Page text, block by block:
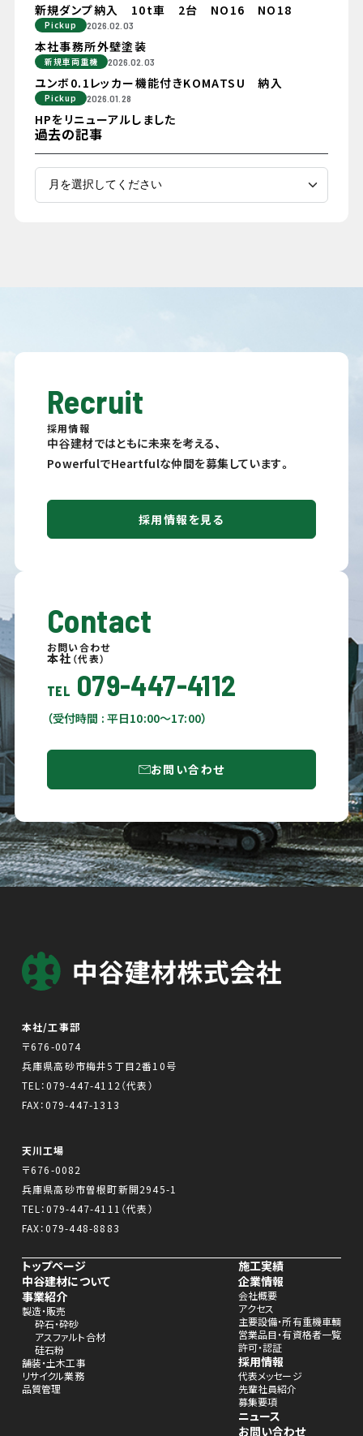
新規ダンプ納入 10t車 2台 NO16 NO18
Pickup 2026.02.03
本社事務所外壁塗装
新規車両重機 2026.02.03
ユンボ0.1レッカー機能付きKOMATSU 納入
Pickup 2026.01.28
HPをリニューアルしました
過去の記事
Recruit
採用情報
中谷建材ではともに未来を考える、
PowerfulでHeartfulな仲間を募集しています。
採用情報を見る
Contact
お問い合わせ
本社 （代表）
TEL 079-447-4112
（受付時間 : 平日10:00〜17:00）
お問い合わせ
本社/工事部
〒676-0074
兵庫県高砂市梅井5丁目2番10号
TEL：079-447-4112 （代表）
FAX：079-447-1313
天川工場
〒676-0082
兵庫県高砂市曽根町新開2945-1
TEL：079-447-4111 （代表）
FAX：079-448-8883
トップページ
中谷建材について
事業紹介
製造・販売
砕石・砕砂
アスファルト合材
硅石粉
舗装・土木工事
リサイクル業務
品質管理
施工実績
企業情報
会社概要
アクセス
主要設備・所有重機車輌
営業品目・有資格者一覧
許可・認証
採用情報
代表メッセージ
先輩社員紹介
募集要項
ニュース
お問い合わせ